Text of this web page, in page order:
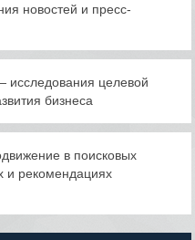
новостей и пресс-
целевой
бизнеса
в поисковых
и рекомендациях